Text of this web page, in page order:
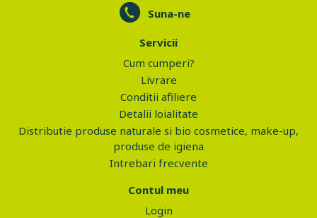
Suna-ne
Servicii
Cum cumperi?
Livrare
Conditii afiliere
Detalii loialitate
Distributie produse naturale si bio cosmetice, make-up,
produse de igiena
Intrebari frecvente
Contul meu
Login